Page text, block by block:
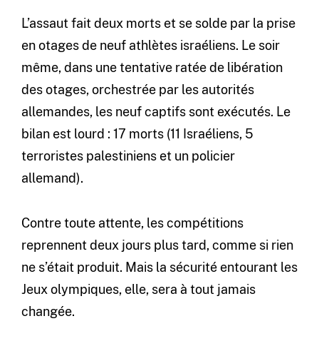
L’assaut fait deux morts et se solde par la prise
en otages de neuf athlètes israéliens. Le soir
même, dans une tentative ratée de libération
des otages, orchestrée par les autorités
allemandes, les neuf captifs sont exécutés. Le
bilan est lourd : 17 morts (11 Israéliens, 5
terroristes palestiniens et un policier
allemand).
Contre toute attente, les compétitions
reprennent deux jours plus tard, comme si rien
ne s’était produit. Mais la sécurité entourant les
Jeux olympiques, elle, sera à tout jamais
changée.